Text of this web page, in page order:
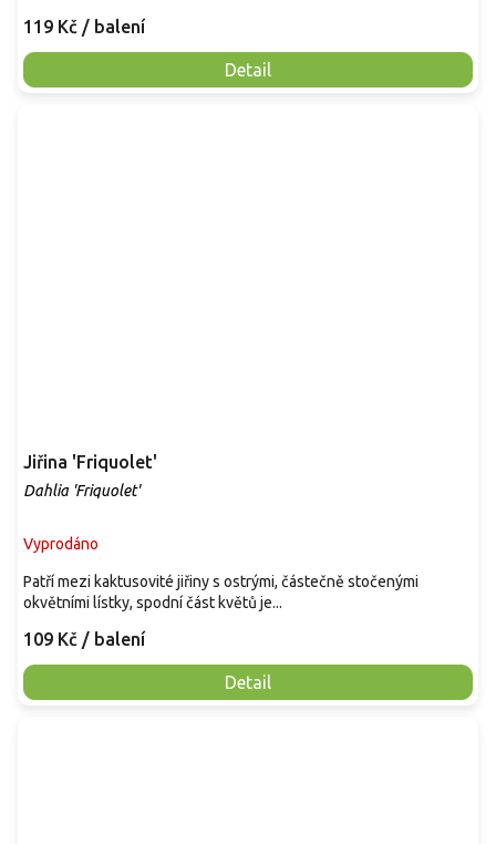
119 Kč / balení
Detail
Jiřina 'Friquolet'
Dahlia 'Friquolet'
Vyprodáno
109 Kč / balení
Detail
Patří mezi kaktusovité jiřiny s ostrými, částečně stočenými
okvětními lístky, spodní část květů je...